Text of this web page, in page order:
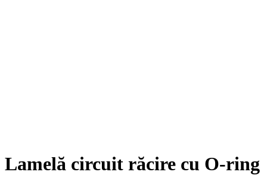
Lamelă circuit răcire cu O-ring